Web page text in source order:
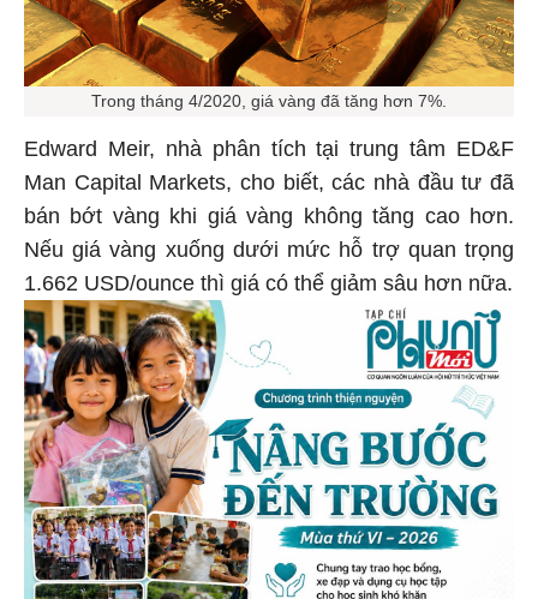
Trong tháng 4/2020, giá vàng đã tăng hơn 7%.
Edward Meir, nhà phân tích tại trung tâm ED&F
Man Capital Markets, cho biết, các nhà đầu tư đã
bán bớt vàng khi giá vàng không tăng cao hơn.
Nếu giá vàng xuống dưới mức hỗ trợ quan trọng
1.662 USD/ounce thì giá có thể giảm sâu hơn nữa.